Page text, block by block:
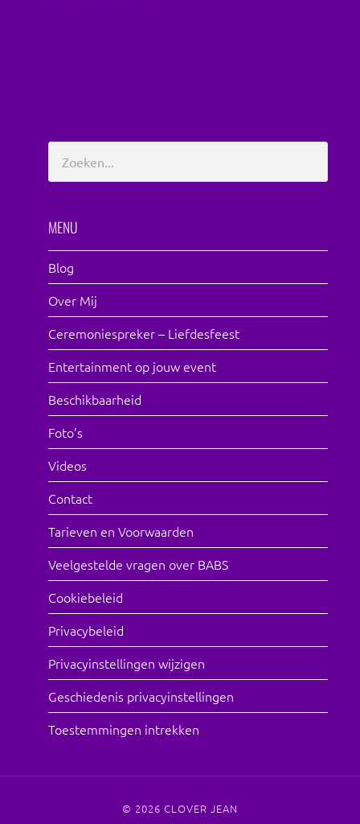
MENU
Blog
Over Mij
Ceremoniespreker – Liefdesfeest
Entertainment op jouw event
Beschikbaarheid
Foto’s
Videos
Contact
Tarieven en Voorwaarden
Veelgestelde vragen over BABS
Cookiebeleid
Privacybeleid
Privacyinstellingen wijzigen
Geschiedenis privacyinstellingen
Toestemmingen intrekken
© 2026 CLOVER JEAN